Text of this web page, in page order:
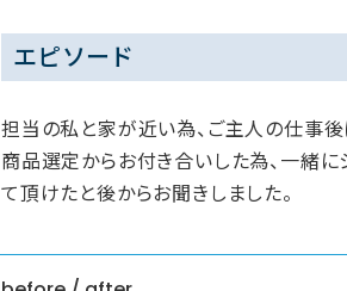
エピソード
担当の私と家が近い為、ご主人の仕事
商品選定からお付き合いした為、一緒
て頂けたと後からお聞きしました。